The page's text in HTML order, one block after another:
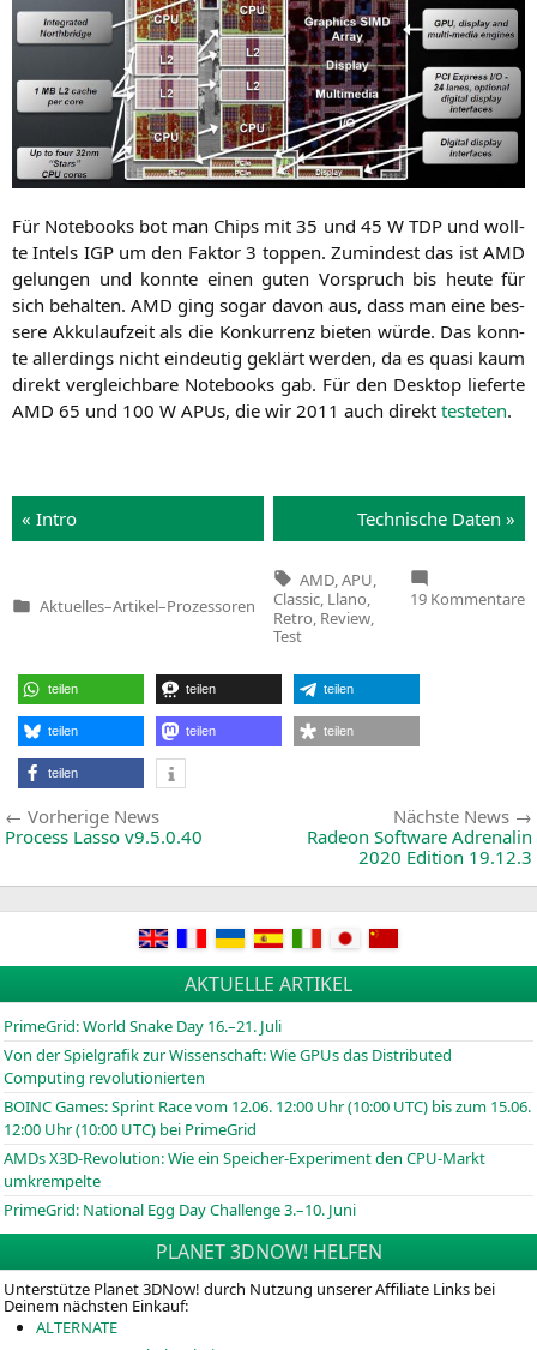
Für Note­books bot man Chips mit 35 und 45 W TDPund woll­
te Intels IGPum den Fak­tor 3 top­pen. Zumin­dest das istAMD
gelun­gen und konn­te einen guten Vor­spruch bis heu­te für
sich behal­ten.AMD ging sogar davon aus, dass man eine bes­
se­re Akku­lauf­zeit als die Kon­kur­renz bie­ten wür­de. Das konn­
te aller­dings nicht ein­deu­tig geklärt wer­den, da es qua­si kaum
direkt ver­gleich­ba­re Note­books gab. Für den Desk­top lie­fer­te
AMD 65 und 100 W APUs, die wir 2011 auch direkt tes­te­ten.
« Intro Tech­ni­sche Daten »
Veröffentlicht
Aktuelles–Artikel–Prozessoren
Tags:
AMD APU
Classic, Llano,
Retro Review,
Test
19 Kommentare
teilen teilen teilen
teilen teilen teilen
teilen
Beitragsnavigation
Vorherige NewsVorherige
News:
Process Lasso v9.5.0.40
Nächste News
Radeon Software Adrenalin
2020 Edition 19.12.3
AKTUELLE ARTIKEL
PrimeGrid: World Snake Day 16.–21. Juli
Von der Spielgrafik zur Wissenschaft: Wie GPUs das Distributed
Computing revolutionierten
BOINCGames: Sprint Race vom 12.06. 12:00 Uhr (10:00 UTC) bis zum 15.06.
12:00 Uhr (10:00 UTC) bei PrimeGrid
AMDs X3D-Revolution: Wie ein Speicher-Experiment den CPU-Markt
umkrempelte
PrimeGrid: National Egg Day Challenge 3.–10. Juni
PLANET 3DNOW! HELFEN
Unterstütze Planet 3DNow! durch Nutzung unserer Affiliate Links bei
Deinem nächsten Einkauf:
ALTERNATE